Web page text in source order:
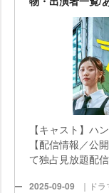
【キャスト】ハ
【配信情報／公
て独占見放題配信
2025-09-09 ｜ドラ